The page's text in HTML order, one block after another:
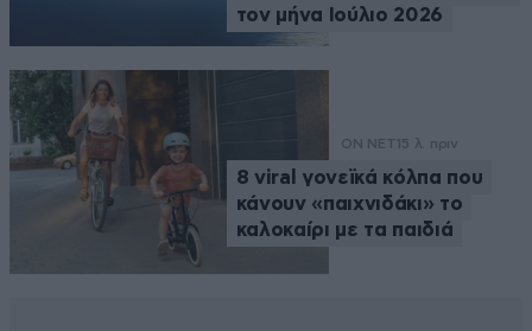
τον μήνα Ιούλιο 2026
ON NET 15 λ. πριν
8 viral γονεϊκά κόλπα που
κάνουν «παιχνιδάκι» το
καλοκαίρι με τα παιδιά